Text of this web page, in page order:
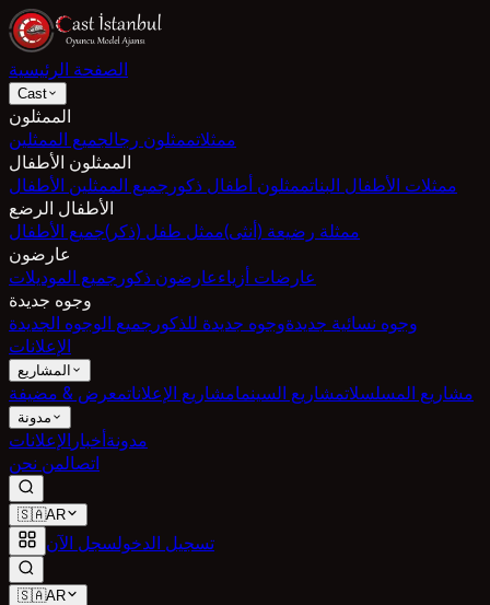
الصفحة الرئيسية
Cast
الممثلون
ممثلاتممثلون رجالجميع الممثلين
الممثلون الأطفال
ممثلات الأطفال البناتممثلون أطفال ذكور جميع الممثلين الأطفال
الأطفال الرضع
ممثلة رضيعة (أنثى)ممثل طفل (ذكر)جميع الأطفال
عارضون
عارضات أزياءعارضون ذكور جميع الموديلات
وجوه جديدة
وجوه نسائية جديدةوجوه جديدة للذكور جميع الوجوه الجديدة
الإعلانات
المشاريع
مشاريع المسلسلاتمشاريع السينمامشاريع الإعلاناتمعرض & مضيفة
مدونة
مدونةأخبار الإعلانات
اتصالمن نحن
🇸🇦AR
تسجيل الدخولسجل الآن
🇸🇦AR